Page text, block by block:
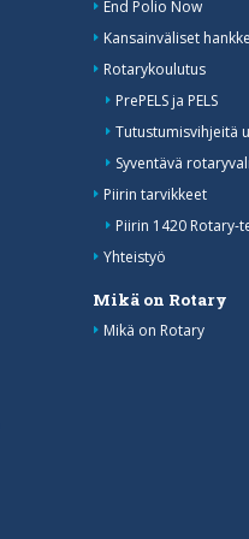
End Polio Now
Kansainväliset
Rotarykoulutus
PrePELS ja PELS
Tutustumisvihjeitä
Syventävä
Piirin tarvikkeet
Piirin 1420 Rotary-
Yhteistyö
Mikä on Rotary
Mikä on Rotary